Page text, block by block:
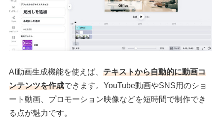
AI動画生成機能を使えば、テキストから自動的に動画コ
ンテンツを作成できます。YouTube動画やSNS用のショ
ート動画、プロモーション映像などを短時間で制作でき
る点が魅力です。